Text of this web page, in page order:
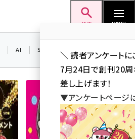
検索 MENU
AI SNS
＼ 読者アンケート
7月24日で創刊20周
差し上げます！
▼アンケートページ